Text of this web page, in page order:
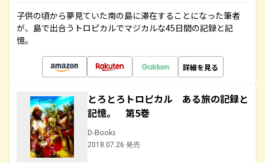
子供の頃から夢見ていた南の島に滞在することになった筆者
が、島で出合うトロピカルでマジカルな45日間の記録と記
憶。
詳細を見る
とろとろトロピカル ある旅の記録と
記憶。 第5巻
D-Books
2018.07.26 発売